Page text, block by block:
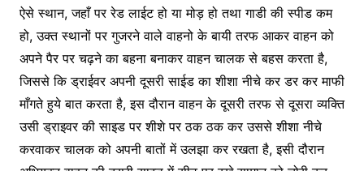
ऐसे स्थान, जहाँ पर रेड लाईट हो या मोड़ हो तथा गाडी की स्पीड कम
हो, उक्त स्थानों पर गुजरने वाले वाहनो के बायी तरफ आकर वाहन को
अपने पैर पर चढ़ने का बहना बनाकर वाहन चालक से बहस करता है,
जिससे कि ड्राईवर अपनी दूसरी साईड का शीशा नीचे कर डर कर माफी
माँगते हुये बात करता है, इस दौरान वाहन के दूसरी तरफ से दूसरा व्यक्ति
उसी ड्राइवर की साइड पर शीशे पर ठक ठक कर उससे शीशा नीचे
करवाकर चालक को अपनी बातों में उलझा कर रखता है, इसी दौरान